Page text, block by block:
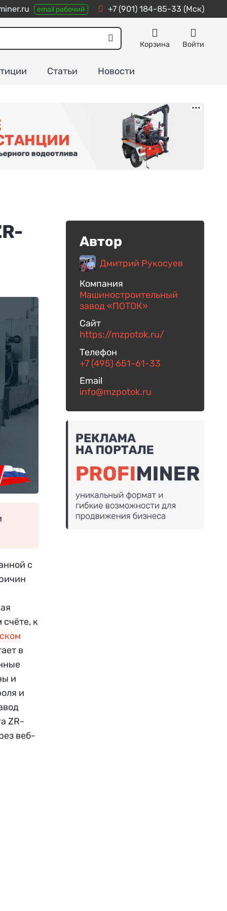
email рабочий +7 (901) 184-85-33 (Мск)
Корзина Войти
Статьи Новости
с
к
в
и
и
ZR-
веб-
Автор
Дмитрий Рукосуев
Компания
Машиностроительный
завод «ПОТОК»
Сайт
https://mzpotok.ru/
Телефон
+7 (495) 651-61-33
Email
info@mzpotok.ru